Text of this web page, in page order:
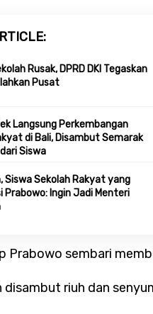
Rusak, DPRD DKI Tegaskan
Pusat
Langsung Perkembangan
di Bali, Disambut Semarak
Siswa
Siswa Sekolah Rakyat yang
Prabowo: Ingin Jadi Menteri
Prabowo sembari
riuh dan